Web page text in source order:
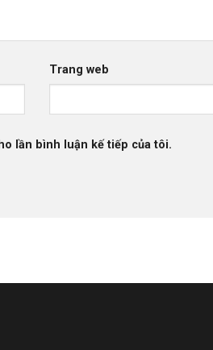
Trang web
lần bình luận kế tiếp của tôi.